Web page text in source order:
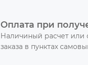
Оплата при
Наличиный расчет или
заказа в пунктах